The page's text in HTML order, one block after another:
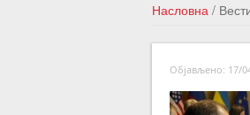
Насловна /
Објављено: 17/